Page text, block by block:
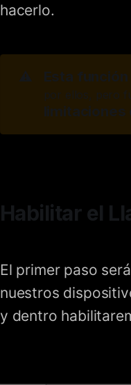
hacerlo.
⚠️ Esta
por ellos, pero
limitaciones
Habilitar el
El primer paso
nuestros
y dentro